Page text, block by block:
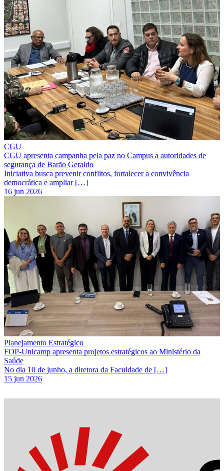
CGU
CGU apresenta campanha pela paz no Campus a autoridades de
segurança de Barão Geraldo
Iniciativa busca prevenir conflitos, fortalecer a convivência
democrática e ampliar […]
16 jun 2026
Planejamento Estratégico
FOP-Unicamp apresenta projetos estratégicos ao Ministério da
Saúde
No dia 10 de junho, a diretora da Faculdade de […]
15 jun 2026